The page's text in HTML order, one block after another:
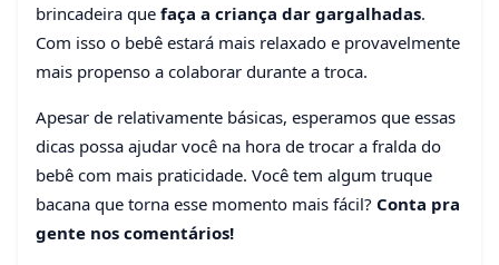
brincadeira que faça a criança dar gargalhadas.
Com isso o bebê estará mais relaxado e provavelmente
mais propenso a colaborar durante a troca.
Apesar de relativamente básicas, esperamos que essas
dicas possa ajudar você na hora de trocar a fralda do
bebê com mais praticidade. Você tem algum truque
bacana que torna esse momento mais fácil? Conta pra
gente nos comentários!